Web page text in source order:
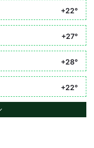
+22°
+27°
+28°
+22°